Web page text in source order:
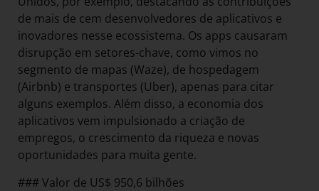
de mais de cem desenvolvedores de aplicativos e
inovadores nesse ecossistema. Os apps causaram
disrupção em setores-chave, como vimos no
segmento de mapas (Waze), de hospedagem
(Airbnb) e transportes (Uber), apenas para citar
alguns exemplos. Além disso, a economia dos
aplicativos vem impulsionado a criação de
empregos, o crescimento da riqueza e novas
oportunidades para muita gente.
### Valor de US$ 950,6 bilhões